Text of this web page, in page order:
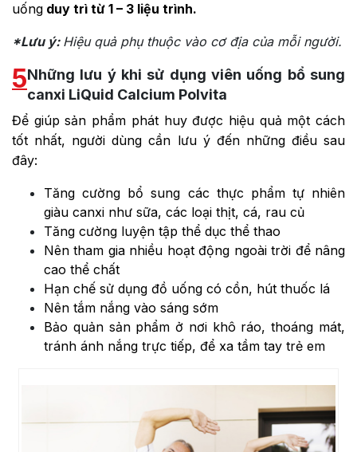
uống duy trì từ 1 – 3 liệu trình.
*Lưu ý: Hiệu quả phụ thuộc vào cơ địa của mỗi người.
5Những lưu ý khi sử dụng viên uống bổ sung
canxi LiQuid Calcium Polvita
Để giúp sản phẩm phát huy được hiệu quả một cách
tốt nhất, người dùng cần lưu ý đến những điều sau
đây:
Tăng cường bổ sung các thực phẩm tự nhiên
giàu canxi như sữa, các loại thịt, cá, rau củ
Tăng cường luyện tập thể dục thể thao
Nên tham gia nhiều hoạt động ngoài trời để nâng
cao thể chất
Hạn chế sử dụng đồ uống có cồn, hút thuốc lá
Nên tắm nắng vào sáng sớm
Bảo quản sản phẩm ở nơi khô ráo, thoáng mát,
tránh ánh nắng trực tiếp, để xa tầm tay trẻ em